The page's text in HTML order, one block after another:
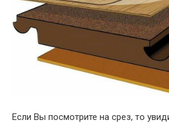
Если Вы посмотрите на срез, то